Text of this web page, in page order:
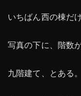
いちばん西の棟だ
写真の下に、階数
九階建て、とある。